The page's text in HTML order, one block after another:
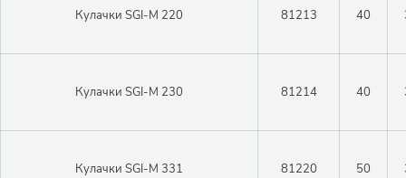
Кулачки SGI-M 220 81213 40
Кулачки SGI-M 230 81214 40
Кулачки SGI-M 331 81220 50
Войти в личный кабинет
Закрыть
Авторизация